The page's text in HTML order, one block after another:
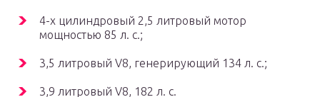
4-х цилиндровый 2,5 литровый мотор
мощностью 85 л. с.;
3,5 литровый V8, генерирующий 134 л. с.;
3,9 литровый V8, 182 л. с.